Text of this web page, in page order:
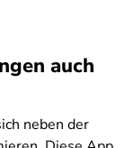
auch
neben der